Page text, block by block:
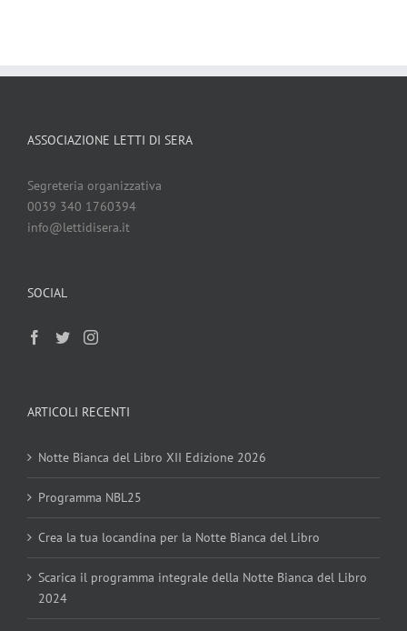
ASSOCIAZIONE LETTI DI SERA
Segreteria organizzativa
0039 340 1760394
info@lettidisera.it
SOCIAL
ARTICOLI RECENTI
Notte Bianca del Libro XII Edizione 2026
Programma NBL25
Crea la tua locandina per la Notte Bianca del Libro
Scarica il programma integrale della Notte Bianca del Libro
2024